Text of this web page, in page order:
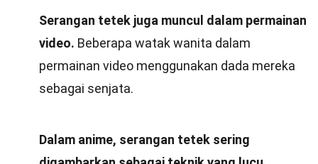
Serangan tetek juga muncul dalam permainan
video. Beberapa watak wanita dalam
permainan video menggunakan dada mereka
sebagai senjata.
Dalam anime, serangan tetek sering